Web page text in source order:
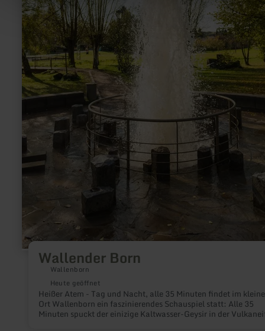
Wallender Born
Wallenborn
Heute geöffnet
Heißer Atem - Tag und Nacht, alle 35 Minuten findet im
Ort Wallenborn ein faszinierendes Schauspiel statt: Alle 35
Minuten spuckt der einizige Kaltwasser-Geysir in der